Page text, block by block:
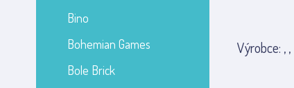
Bino
Bohemian Games
Bole Brick
Výrobce: , ,